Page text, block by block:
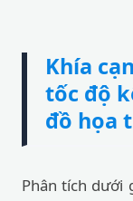
Khía
tốc độ
đồ họa
Phân tích dưới